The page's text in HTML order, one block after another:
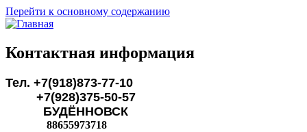
Перейти к основному содержанию
Контактная информация
Тел. +7(918)873-77-10
+7(928)375-50-57
БУДЁННОВСК
88655973718